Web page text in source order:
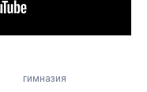
гимназия